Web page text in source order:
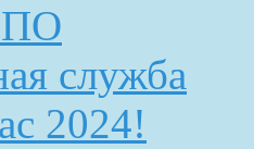
служба
2024!